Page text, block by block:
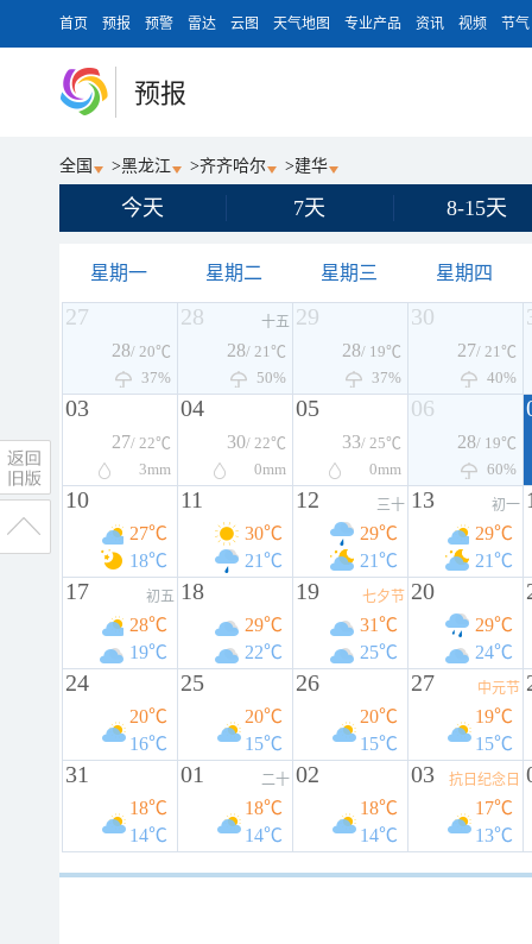
首页 预报 预警 雷达 云图 天气地图 专业产品 资讯 视频 节气
预报
全国 >黑龙江 >齐齐哈尔 >建华
今天 7天 8-15天
星期一 星期二 星期三 星期四
27
28/ 20℃
37%
28 十五
28/ 21℃
50%
29
28/ 19℃
37%
30
27/ 21℃
40%
03
27/ 22℃
3mm
04
30/ 22℃
0mm
05
33/ 25℃
0mm
06
28/ 19℃
60%
10
27℃
18℃
11
30℃
21℃
12 三十
29℃
21℃
13 初一
29℃
21℃
17 初五
28℃
19℃
18
29℃
22℃
19 七夕节
31℃
25℃
20
29℃
24℃
24
20℃
16℃
25
20℃
15℃
26
20℃
15℃
27 中元节
19℃
15℃
31
18℃
14℃
01 二十
18℃
14℃
02
18℃
14℃
03 抗日纪念日
17℃
13℃